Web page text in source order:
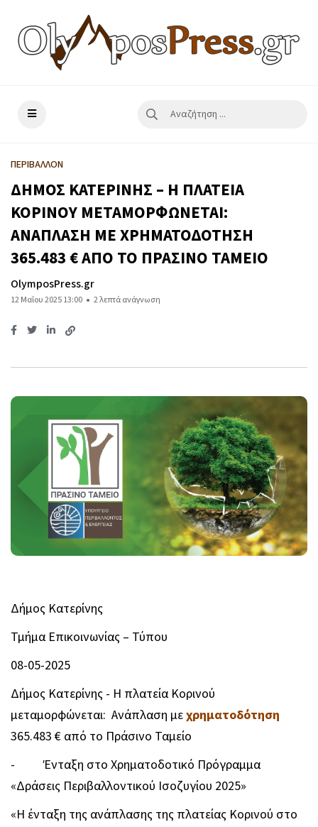
ΠΕΡΙΒΑΛΛΟΝ
ΔΗΜΟΣ ΚΑΤΕΡΙΝΗΣ – Η ΠΛΑΤΕΙΑ
ΚΟΡΙΝΟΥ ΜΕΤΑΜΟΡΦΩΝΕΤΑΙ:
ΑΝΑΠΛΑΣΗ ΜΕ ΧΡΗΜΑΤΟΔΟΤΗΣΗ
365.483 € ΑΠΟ ΤΟ ΠΡΑΣΙΝΟ ΤΑΜΕΙΟ
OlymposPress.gr
12 Μαΐου 2025 13:00 2 λεπτά ανάγνωση
Δήμος Κατερίνης
Τμήμα Επικοινωνίας – Τύπου
08-05-2025
Δήμος Κατερίνης - Η πλατεία Κορινού
μεταμορφώνεται: Ανάπλαση μεχρηματοδότηση
365.483 € από το Πράσινο Ταμείο
- Ένταξη στο Χρηματοδοτικό Πρόγραμμα
«Δράσεις Περιβαλλοντικού Ισοζυγίου 2025»
«Η ένταξη της ανάπλασης της πλατείας Κορινού στο